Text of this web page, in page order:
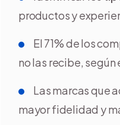
productos y
El 71% de los
no las recibe, según
Las marcas que
mayor fidelidad y